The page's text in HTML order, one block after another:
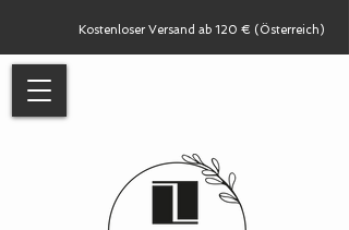
Kostenloser Versand ab 120 € (Österreich)